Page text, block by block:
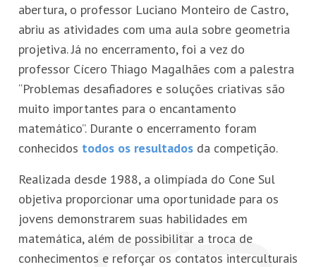
abertura, o professor Luciano Monteiro de Castro,
abriu as atividades com uma aula sobre geometria
projetiva. Já no encerramento, foi a vez do
professor Cícero Thiago Magalhães com a palestra
“Problemas desafiadores e soluções criativas são
muito importantes para o encantamento
matemático”. Durante o encerramento foram
conhecidos todos os resultados da competição.
Realizada desde 1988, a olimpíada do Cone Sul
objetiva proporcionar uma oportunidade para os
jovens demonstrarem suas habilidades em
matemática, além de possibilitar a troca de
conhecimentos e reforçar os contatos interculturais